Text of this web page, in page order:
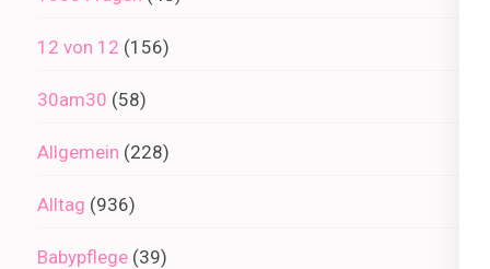
12 von 12 (156)
30am30 (58)
Allgemein (228)
Alltag (936)
Babypflege (39)